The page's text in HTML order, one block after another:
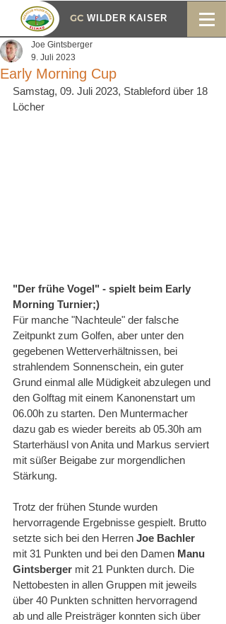
WILDER KAISER
GC
Early Morning Cup
Joe Gintsberger
9. Juli 2023
Samstag, 09. Juli 2023, Stableford über 18
Löcher
"Der frühe Vogel" - spielt beim Early
Morning Turnier;)
Für manche "Nachteule" der falsche
Zeitpunkt zum Golfen, aber unter den
gegebenen Wetterverhältnissen, bei
strahlendem Sonnenschein, ein guter
Grund einmal alle Müdigkeit abzulegen und
den Golftag mit einem Kanonenstart um
06.00h zu starten. Den Muntermacher
dazu gab es wieder bereits ab 05.30h am
Starterhäusl von Anita und Markus serviert
mit süßer Beigabe zur morgendlichen
Stärkung.
Trotz der frühen Stunde wurden
hervorragende Ergebnisse gespielt. Brutto
setzte sich bei den Herren Joe Bachler
mit 31 Punkten und bei den Damen Manu
Gintsberger mit 21 Punkten durch. Die
Nettobesten in allen Gruppen mit jeweils
über 40 Punkten schnitten hervorragend
ab und alle Preisträger konnten sich über